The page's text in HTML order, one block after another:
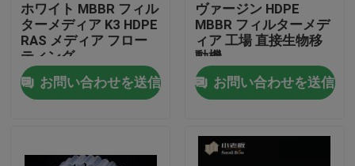
家
ホワイト MBBR フィル
ターメディア K3 HDPE
RAS メディア フロー
ティング
お問い合わせを送信
ヴァージン HDPE
MBBR フィルターメデ
ィア 工場 直接生物移
動機
お問い合わせを送信